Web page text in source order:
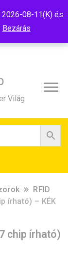
2026-08-11(K) és
Bezárás
Világ
RFID
írható) – KÉK
chip írható)